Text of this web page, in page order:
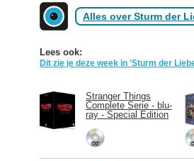
Alles over Sturm der
Lees ook:
Dit zie je deze week in 'Sturm der
Stranger Things
Complete Serie - blu-
ray - Special Edition